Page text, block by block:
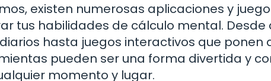
existen numerosas aplicaciones y
tus habilidades de cálculo mental. Desde
hasta juegos interactivos que ponen
pueden ser una forma divertida y
momento y lugar.